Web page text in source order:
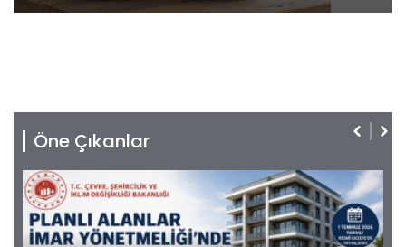
Öne Çıkanlar